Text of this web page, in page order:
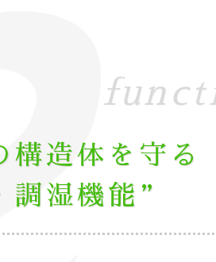
構造体を守る
調湿機能”